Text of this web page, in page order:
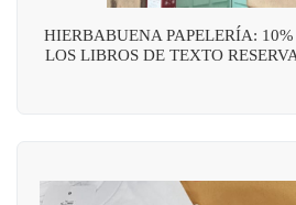
HIERBABUENA PAPELERÍA:
LOS LIBROS DE TEXTO